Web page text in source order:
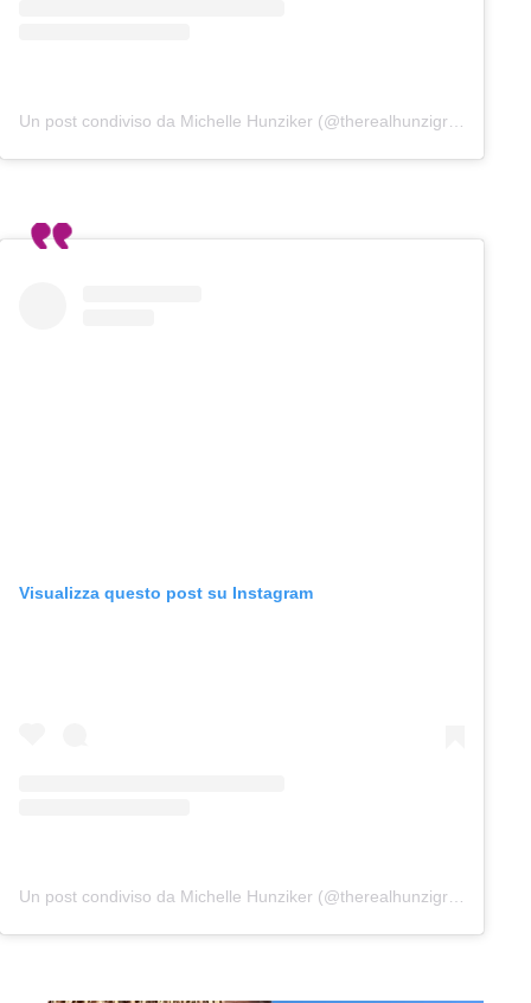
Visualizza questo post su Instagram
Un post condiviso da Michelle Hunziker (@therealhunzigram)